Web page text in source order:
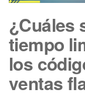
¿Cuáles
tiempo
los
ventas